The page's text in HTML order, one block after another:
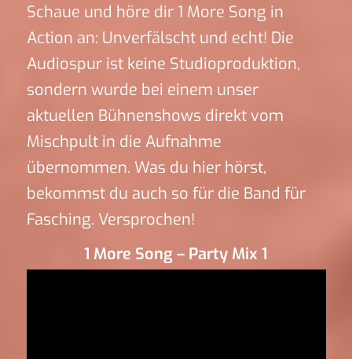
Schaue und höre dir 1 More Song in
Action an: Unverfälscht und echt! Die
Audiospur ist keine Studioproduktion,
sondern wurde bei einem unser
aktuellen Bühnenshows direkt vom
Mischpult in die Aufnahme
übernommen. Was du hier hörst,
bekommst du auch so für die Band für
Fasching. Versprochen!
1 More Song – Party Mix 1